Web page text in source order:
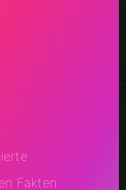
Fakten.